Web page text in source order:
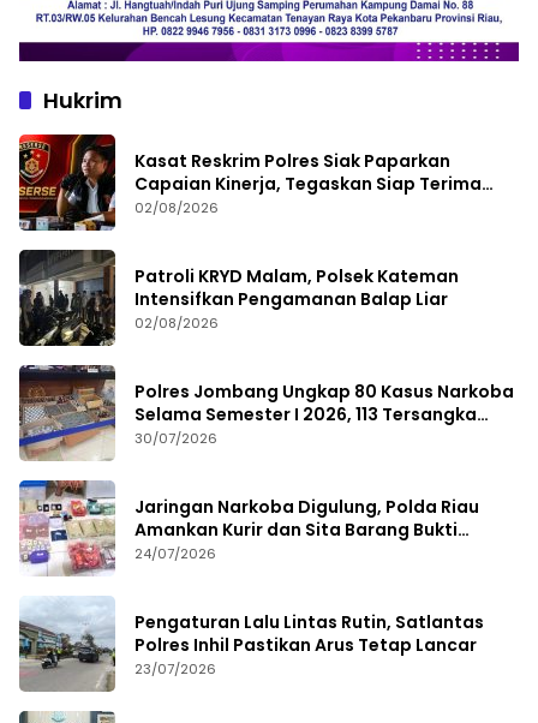
Hukrim
Kasat Reskrim Polres Siak Paparkan
Capaian Kinerja, Tegaskan Siap Terima
Kritik dan Evaluasi
02/08/2026
Patroli KRYD Malam, Polsek Kateman
Intensifkan Pengamanan Balap Liar
02/08/2026
Polres Jombang Ungkap 80 Kasus Narkoba
Selama Semester I 2026, 113 Tersangka
Diamankan
30/07/2026
Jaringan Narkoba Digulung, Polda Riau
Amankan Kurir dan Sita Barang Bukti
Bernilai Fantastis
24/07/2026
Pengaturan Lalu Lintas Rutin, Satlantas
Polres Inhil Pastikan Arus Tetap Lancar
23/07/2026